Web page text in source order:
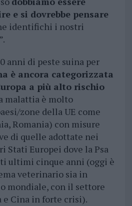
e si dovrebbe pensare
identifichi i nostri
anni di peste suina per
è ancora categorizzata
a più alto rischio
malattia è molto
zone della UE come
Romania) con misure
di quelle adottate nei
Europei dove la Psa
ultimi cinque anni (oggi è
veterinario sia in
mondiale, con il settore
e Cina in forte crisi).